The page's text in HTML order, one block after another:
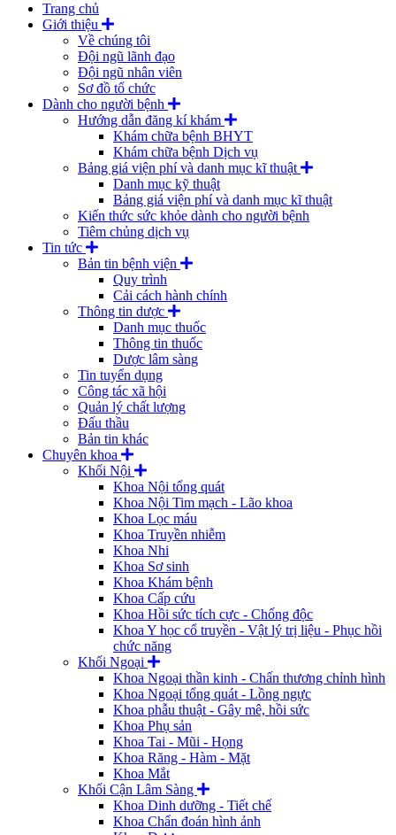
Trang chủ
Giới thiệu
Về chúng tôi
Đội ngũ lãnh đạo
Đội ngũ nhân viên
Sơ đồ tổ chức
Dành cho người bệnh
Hướng dẫn đăng kí khám
Khám chữa bệnh BHYT
Khám chữa bệnh Dịch vụ
Bảng giá viện phí và danh mục kĩ thuật
Danh mục kỹ thuật
Bảng giá viện phí và danh mục kĩ thuật
Kiến thức sức khỏe dành cho người bệnh
Tiêm chủng dịch vụ
Tin tức
Bản tin bệnh viện
Quy trình
Cải cách hành chính
Thông tin dược
Danh mục thuốc
Thông tin thuốc
Dược lâm sàng
Tin tuyển dụng
Công tác xã hội
Quản lý chất lượng
Đấu thầu
Bản tin khác
Chuyên khoa
Khối Nội
Khoa Nội tổng quát
Khoa Nội Tim mạch - Lão khoa
Khoa Lọc máu
Khoa Truyền nhiễm
Khoa Nhi
Khoa Sơ sinh
Khoa Khám bệnh
Khoa Cấp cứu
Khoa Hồi sức tích cực - Chống độc
Khoa Y học cổ truyền - Vật lý trị liệu - Phục hồi
chức năng
Khối Ngoại
Khoa Ngoại thần kinh - Chấn thương chỉnh hình
Khoa Ngoại tổng quát - Lồng ngực
Khoa phẫu thuật - Gây mê, hồi sức
Khoa Phụ sản
Khoa Tai - Mũi - Họng
Khoa Răng - Hàm - Mặt
Khoa Mắt
Khối Cận Lâm Sàng
Khoa Dinh dưỡng - Tiết chế
Khoa Chẩn đoán hình ảnh